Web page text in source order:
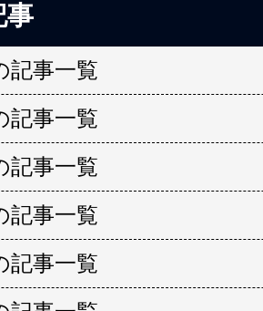
事
記事一覧
記事一覧
記事一覧
記事一覧
記事一覧